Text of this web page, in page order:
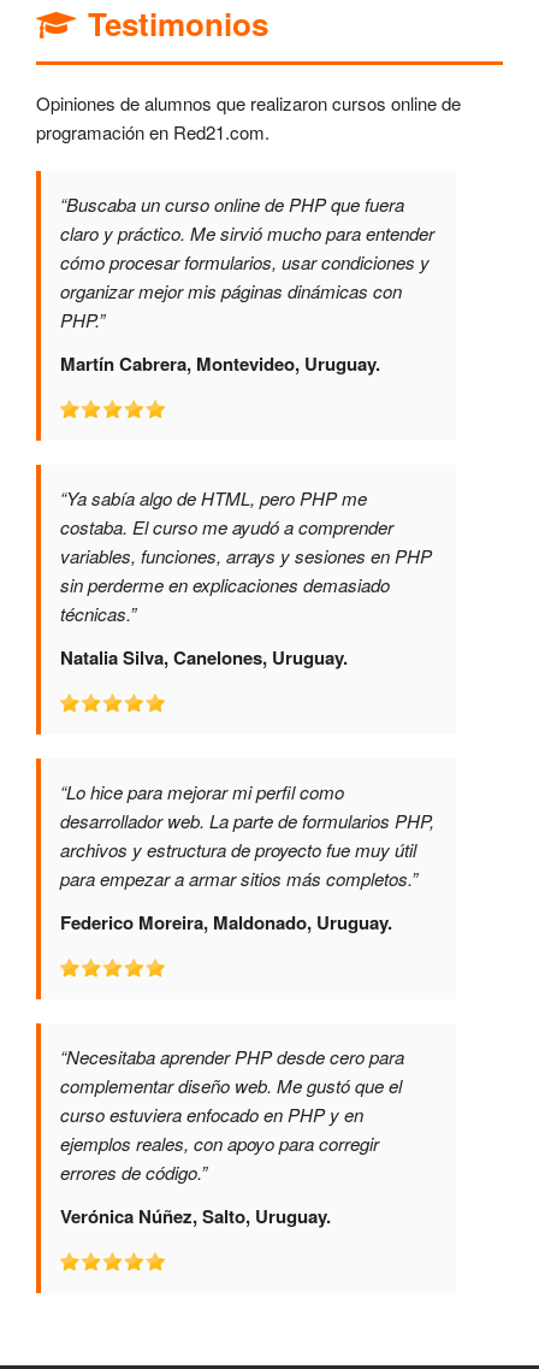
Testimonios
Opiniones de alumnos que realizaron cursos online de
programación en Red21.com.
“Buscaba un curso online de PHP que fuera
claro y práctico. Me sirvió mucho para entender
cómo procesar formularios, usar condiciones y
organizar mejor mis páginas dinámicas con
PHP.”
Martín Cabrera, Montevideo, Uruguay.
“Ya sabía algo de HTML, pero PHP me
costaba. El curso me ayudó a comprender
variables, funciones, arrays y sesiones en PHP
sin perderme en explicaciones demasiado
técnicas.”
Natalia Silva, Canelones, Uruguay.
“Lo hice para mejorar mi perfil como
desarrollador web. La parte de formularios PHP,
archivos y estructura de proyecto fue muy útil
para empezar a armar sitios más completos.”
Federico Moreira, Maldonado, Uruguay.
“Necesitaba aprender PHP desde cero para
complementar diseño web. Me gustó que el
curso estuviera enfocado en PHP y en
ejemplos reales, con apoyo para corregir
errores de código.”
Verónica Núñez, Salto, Uruguay.